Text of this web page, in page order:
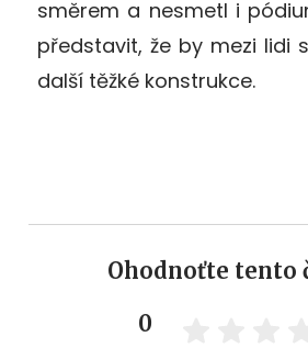
směrem a nesmetl i
představit, že by mezi lidi
další těžké konstrukce.
Ohodnoťte tento
0